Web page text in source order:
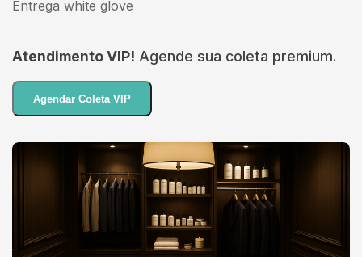
Entrega white glove
Atendimento VIP! Agende sua coleta premium.
Agendar Coleta VIP